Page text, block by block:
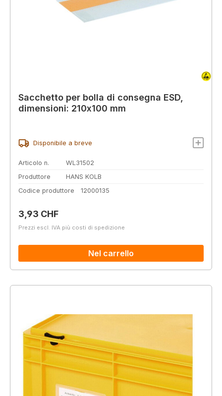
Sacchetto per bolla di consegna ESD,
dimensioni: 210x100 mm
Disponibile a breve
Articolo n.
WL31502
Produttore
HANS KOLB
Codice produttore
12000135
Prezzo normale:
3,93 CHF
Prezzi escl. IVA più costi di spedizione
Nel carrello